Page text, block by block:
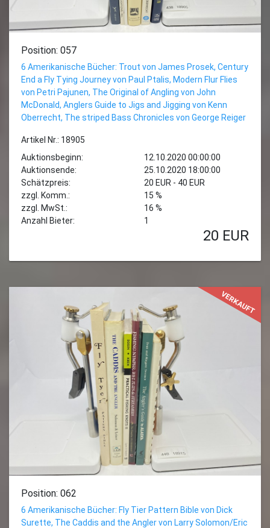
Position: 057
6 Amerikanische Bücher: Trout von James Prosek, Century
End a Fly Tying Journey von Paul Ptalis, Modern Flur Flies
von Petri Pajunen, The Original of Angling von John
McDonald, Anglers Guide to Jigs and Jigging von Kenn
Oberrecht, The striped Bass Chronicles von George Reiger
Artikel Nr.: 18905
Auktionsbeginn:
12.10.2020 00:00:00
Auktionsende:
25.10.2020 18:00:00
Schätzpreis:
20 EUR - 40 EUR
zzgl. Komm.:
15 %
zzgl. MwSt.:
16 %
Anzahl Bieter:
1
20 EUR
VERKAUFT
Position: 062
6 Amerikanische Bücher: Fly Tier Pattern Bible von Dick
Surette, The Caddis and the Angler von Larry Solomon/Eric